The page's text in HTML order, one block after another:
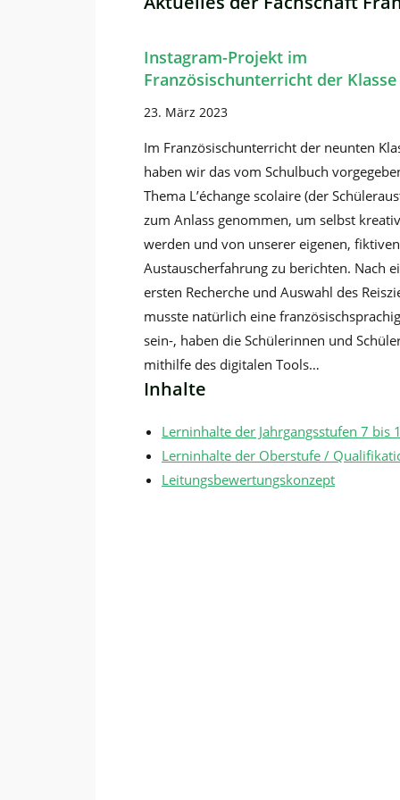
Instagram-Projekt im
Französischunterricht der Klasse
23. März 2023
Im Französischunterricht der neunten
haben wir das vom Schulbuch
Thema L’échange scolaire (der
zum Anlass genommen, um selbst
werden und von unserer eigenen, fiktiven
Austauscherfahrung zu berichten. Nach
ersten Recherche und Auswahl des
musste natürlich eine
sein-, haben die Schülerinnen und
mithilfe des digitalen Tools…
Inhalte
Lerninhalte der Jahrgangsstufen 7 bis
Lerninhalte der Oberstufe /
Leitungsbewertungskonzept